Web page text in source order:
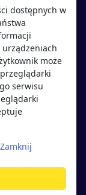
pracodawcy
dostępnych w
urządzeniach
może
serwisu
Zamknij